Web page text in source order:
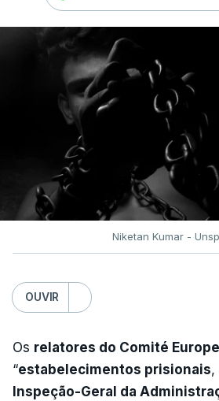
Niketan Kumar -
OUVIR
Os relatores do Comité
“estabelecimentos prisionais,
Inspeção-Geral da